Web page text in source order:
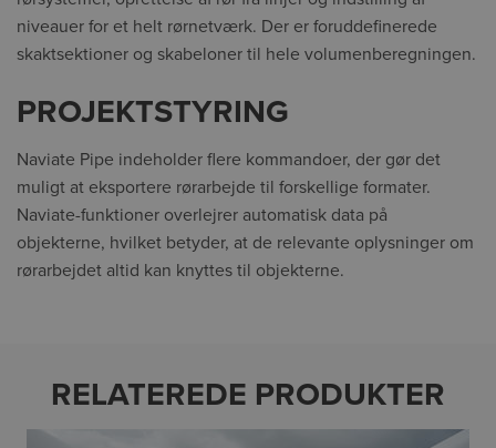
niveauer for et helt rørnetværk. Der er foruddefinerede
skaktsektioner og skabeloner til hele volumenberegningen.
PROJEKTSTYRING
Naviate Pipe indeholder flere kommandoer, der gør det
muligt at eksportere rørarbejde til forskellige formater.
Naviate-funktioner overlejrer automatisk data på
objekterne, hvilket betyder, at de relevante oplysninger om
rørarbejdet altid kan knyttes til objekterne.
RELATEREDE PRODUKTER